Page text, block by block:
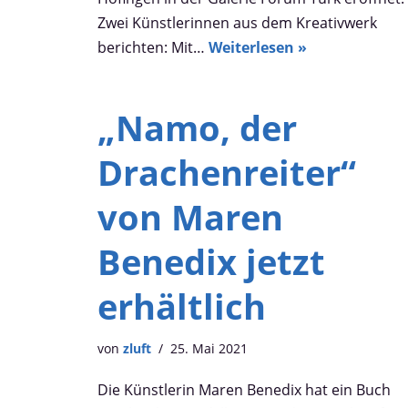
Zwei Künstlerinnen aus dem Kreativwerk
berichten: Mit… Weiterlesen »
„Namo, der
Drachenreiter“
von Maren
Benedix jetzt
erhältlich
von zluft 25. Mai 2021
Die Künstlerin Maren Benedix hat ein Buch